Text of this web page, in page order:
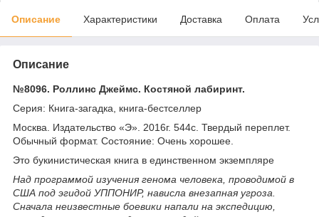
Описание Характеристики Доставка Оплата
Описание
№8096. Роллинс Джеймс. Костяной лабиринт.
Серия: Книга-загадка, книга-бестселлер
Москва. Издательство «Э». 2016г. 544с. Твердый переплет.
Обычный формат. Состояние: Очень хорошее.
Это букинистическая книга в единственном экземпляре
Над программой изучения генома человека, проводимой в
США под эгидой УППОНИР, нависла внезапная угроза.
Сначала неизвестные боевики напали на экспедицию,